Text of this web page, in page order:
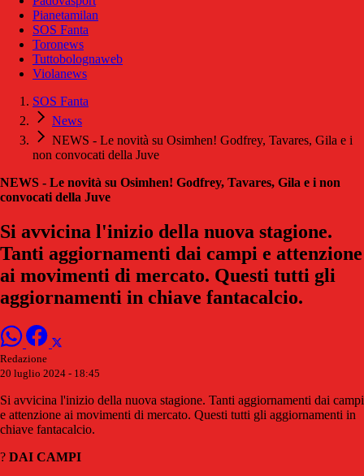
Pianetamilan
SOS Fanta
Toronews
Tuttobolognaweb
Violanews
SOS Fanta
News
NEWS - Le novità su Osimhen! Godfrey, Tavares, Gila e i
non convocati della Juve
NEWS - Le novità su Osimhen! Godfrey, Tavares, Gila e i non
convocati della Juve
Si avvicina l'inizio della nuova stagione.
Tanti aggiornamenti dai campi e attenzione
ai movimenti di mercato. Questi tutti gli
aggiornamenti in chiave fantacalcio.
Redazione
20 luglio 2024 - 18:45
Si avvicina l'inizio della nuova stagione. Tanti aggiornamenti dai campi
e attenzione ai movimenti di mercato. Questi tutti gli aggiornamenti in
chiave fantacalcio.
? DAI CAMPI